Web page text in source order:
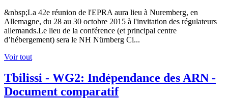
&nbsp;La 42e réunion de l'EPRA aura lieu à Nuremberg, en
Allemagne, du 28 au 30 octobre 2015 à l'invitation des régulateurs
allemands.Le lieu de la conférence (et principal centre
d’hébergement) sera le NH Nürnberg Ci...
Voir tout
Tbilissi - WG2: Indépendance des ARN -
Document comparatif